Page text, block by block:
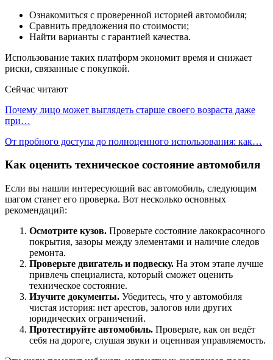
Ознакомиться с проверенной историей автомобиля;
Сравнить предложения по стоимости;
Найти варианты с гарантией качества.
Использование таких платформ экономит время и снижает
риски, связанные с покупкой.
Сейчас читают
Почему лицо может выглядеть старше своего возраста даже
при…
От пробного доступа до полноценного использования: как…
Как оценить техническое состояние автомобиля
Если вы нашли интересующий вас автомобиль, следующим
шагом станет его проверка. Вот несколько основных
рекомендаций:
Осмотрите кузов. Проверьте состояние лакокрасочного
покрытия, зазоры между элементами и наличие следов
ремонта.
Проверьте двигатель и подвеску. На этом этапе лучше
привлечь специалиста, который сможет оценить
техническое состояние.
Изучите документы. Убедитесь, что у автомобиля
чистая история: нет арестов, залогов или других
юридических ограничений.
Протестируйте автомобиль. Проверьте, как он ведёт
себя на дороге, слушая звуки и оценивая управляемость.